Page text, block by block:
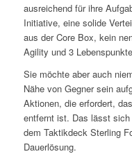
ausreichend für ihre
Initiative, eine solide
aus der Core Box, kein
Agility und 3
Sie möchte aber auch
Nähe von Gegner sein
Aktionen, die erfordert,
entfernt ist. Das lässt
dem Taktikdeck Sterling
Dauerlösung.